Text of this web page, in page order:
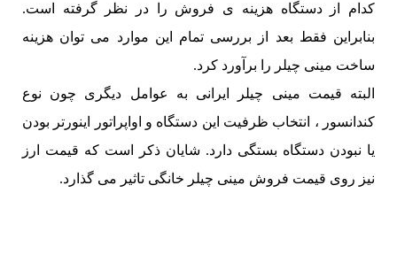
کدام از دستگاه هزینه ی فروش را در نظر گرفته است.
بنابراین فقط بعد از بررسی تمام این موارد می توان هزینه
ساخت مینی چیلر را برآورد کرد.
البته قیمت مینی چیلر ایرانی به عوامل دیگری چون نوع
کندانسور ، انتخاب ظرفیت این دستگاه و اواپراتور اینورتر بودن
یا نبودن دستگاه بستگی دارد. شایان ذکر است که قیمت ارز
نیز روی قیمت فروش مینی چیلر خانگی تاثیر می گذارد.